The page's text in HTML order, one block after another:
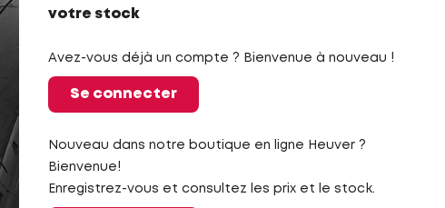
votre stock
Avez-vous déjà un compte ? Bienvenue à nouveau !
Se connecter
Nouveau dans notre boutique en ligne Heuver ?
Bienvenue!
Enregistrez-vous et consultez les prix et le stock.